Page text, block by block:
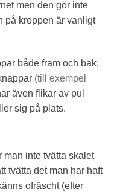
men den gör inte
på kroppen är vanligt
både fram och bak,
(till exempel
även flikar av pul
sig på plats.
man inte tvätta skalet
tvätta det man har haft
ofräscht (efter